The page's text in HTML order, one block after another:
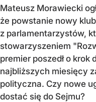
Mateusz Morawiecki
że powstanie nowy
z parlamentarzystów,
stowarzyszeniem
premier poszedł o krok
najbliższych miesięcy
polityczna. Czy nowe
dostać się do Sejmu?